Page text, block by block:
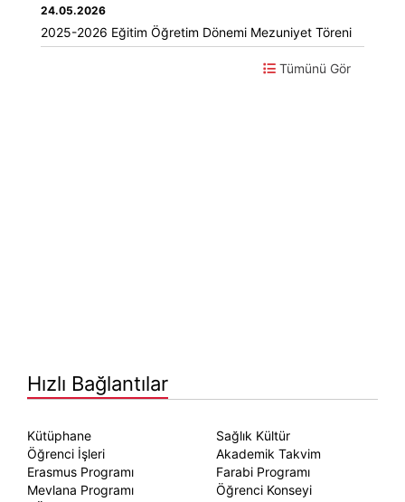
24.05.2026
2025-2026 Eğitim Öğretim Dönemi Mezuniyet Töreni
Tümünü Gör
Hızlı Bağlantılar
Kütüphane
Sağlık Kültür
Öğrenci İşleri
Akademik Takvim
Erasmus Programı
Farabi Programı
Mevlana Programı
Öğrenci Konseyi